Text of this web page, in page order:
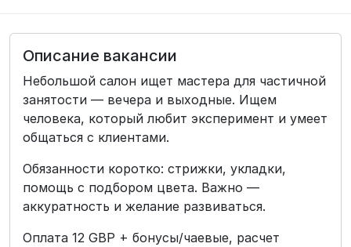
Описание вакансии
Небольшой салон ищет мастера для частичной
занятости — вечера и выходные. Ищем
человека, который любит эксперимент и умеет
общаться с клиентами.
Обязанности коротко: стрижки, укладки,
помощь с подбором цвета. Важно —
аккуратность и желание развиваться.
Оплата 12 GBP + бонусы/чаевые, расчет